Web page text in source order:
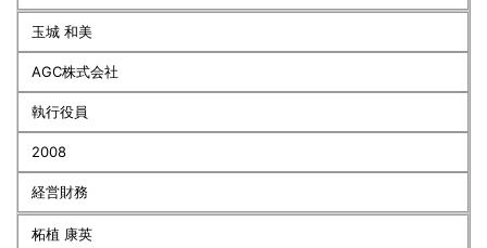
玉城 和美
AGC株式会社
執行役員
2008
経営財務
柘植 康英